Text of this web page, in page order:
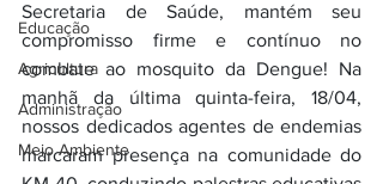
Educação
Agricultura
Administração
Meio Ambiente
Secretaria de Saúde, mantém seu
compromisso firme e contínuo no
combate ao mosquito da Dengue! Na
manhã da última quinta-feira, 18/04,
nossos dedicados agentes de endemias
marcaram presença na comunidade do